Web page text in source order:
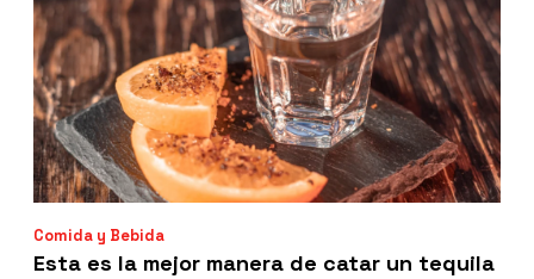
Comida y Bebida
Esta es la mejor manera de catar un tequila